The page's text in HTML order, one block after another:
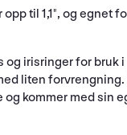
til 1,1", og egnet
irisringer for bruk
liten
kommer med sin